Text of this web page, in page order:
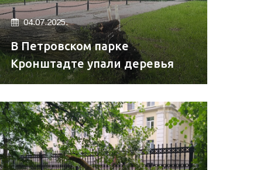
04.07.2025.
В Петровском парке
Кронштадте упали деревья